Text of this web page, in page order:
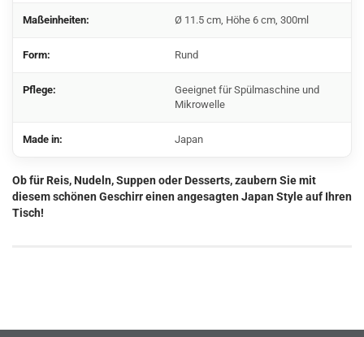
Maßeinheiten: Ø 11.5 cm, Höhe 6 cm, 300ml
Form: Rund
Pflege:
Geeignet für Spülmaschine und
Mikrowelle
Made in: Japan
Ob für Reis, Nudeln, Suppen oder Desserts, zaubern Sie mit
diesem schönen Geschirr einen angesagten Japan Style auf Ihren
Tisch!